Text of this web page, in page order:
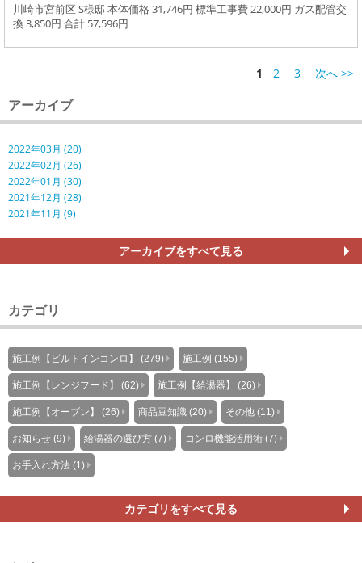
川崎市宮前区 S様邸 本体価格 31,746円 標準工事費 22,000円 ガス配管交
換 3,850円 合計 57,596円
1 2 3 次へ >>
アーカイブ
2022年03月 (20)
2022年02月 (26)
2022年01月 (30)
2021年12月 (28)
2021年11月 (9)
アーカイブをすべて見る
カテゴリ
施工例【ビルトインコンロ】 (279) 施工例 (155)
施工例【レンジフード】 (62) 施工例【給湯器】 (26)
施工例【オーブン】 (26) 商品豆知識 (20) その他 (11)
お知らせ (9) 給湯器の選び方 (7) コンロ機能活用術 (7)
お手入れ方法 (1)
カテゴリをすべて見る